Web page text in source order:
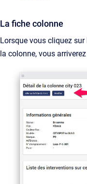
La fiche colonne
Lorsque vous cliquez
la colonne, vous